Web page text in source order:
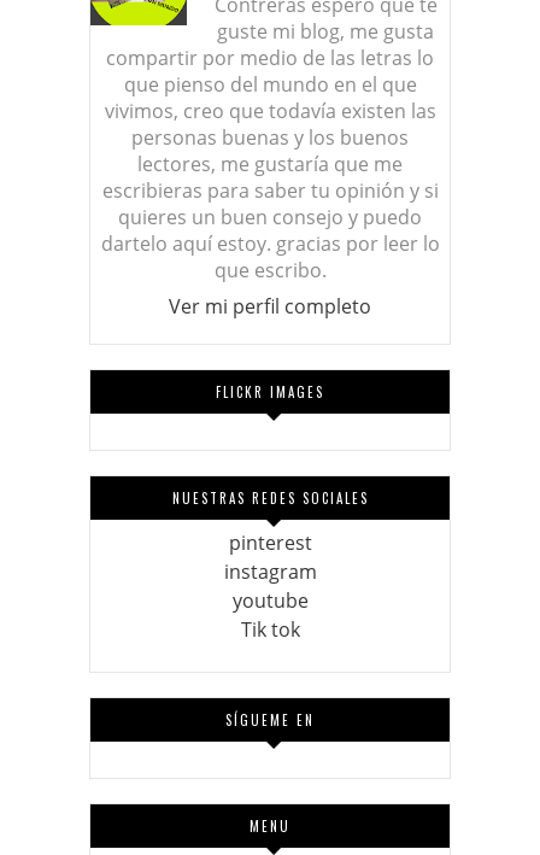
guste mi blog, me gusta
compartir por medio de las letras lo
que pienso del mundo en el que
vivimos, creo que todavía existen las
personas buenas y los buenos
lectores, me gustaría que me
escribieras para saber tu opinión y si
quieres un buen consejo y puedo
dartelo aquí estoy. gracias por leer lo
que escribo.
Ver mi perfil completo
FLICKR IMAGES
NUESTRAS REDES SOCIALES
pinterest
instagram
youtube
Tik tok
SÍGUEME EN
MENU